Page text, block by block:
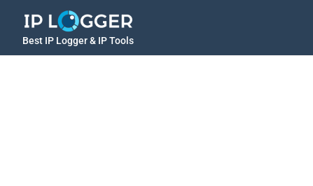
Best IP Logger & IP Tools